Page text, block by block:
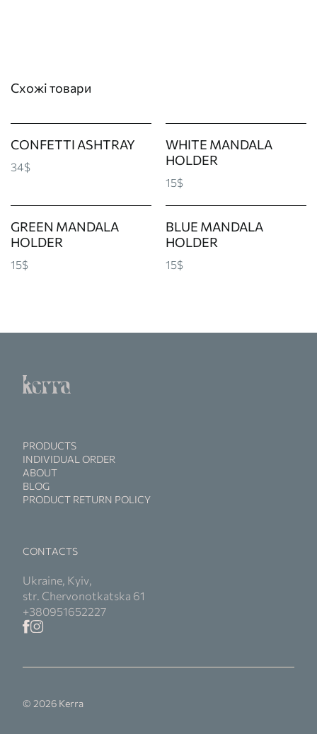
Схожі товари
CONFETTI ASHTRAY
34$
WHITE MANDALA
HOLDER
15$
GREEN MANDALA
HOLDER
15$
BLUE MANDALA
HOLDER
15$
PRODUCTS
INDIVIDUAL ORDER
ABOUT
BLOG
PRODUCT RETURN POLICY
CONTACTS
Ukraine, Kyiv,
str. Chervonotkatska 61
+380951652227
© 2026 Kerra